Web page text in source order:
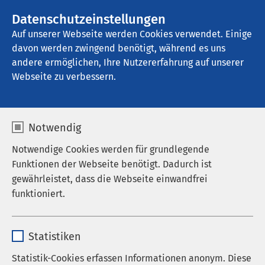
Datenschutzeinstellungen
Auf unserer Webseite werden Cookies verwendet. Einige
davon werden zwingend benötigt, während es uns
andere ermöglichen, Ihre Nutzererfahrung auf unserer
Webseite zu verbessern.
Notwendig
Notwendige Cookies werden für grundlegende
Funktionen der Webseite benötigt. Dadurch ist
gewährleistet, dass die Webseite einwandfrei
funktioniert.
Anbieter sgalinski
Statistiken
Statistik-Cookies erfassen Informationen anonym. Diese
AMEOS Poliklinikum Eggesin
AMEOS Poliklinikum